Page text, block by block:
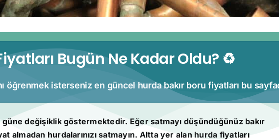
Bugün Ne Kadar Oldu? ♻️
öğrenmek isterseniz en güncel hurda bakır boru fiyatları bu
güne değişiklik göstermektedir. Eğer satmayı düşündüğünüz bakır
almadan hurdalarınızı satmayın. Altta yer alan hurda fiyatları